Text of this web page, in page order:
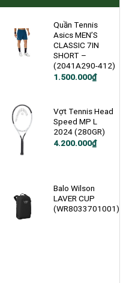
Quần Tennis
Asics MEN’S
CLASSIC 7IN
SHORT –
(2041A290-412)
1.500.000₫
Vợt Tennis Head
Speed MP L
2024 (280GR)
4.200.000₫
Balo Wilson
LAVER CUP
(WR8033701001)